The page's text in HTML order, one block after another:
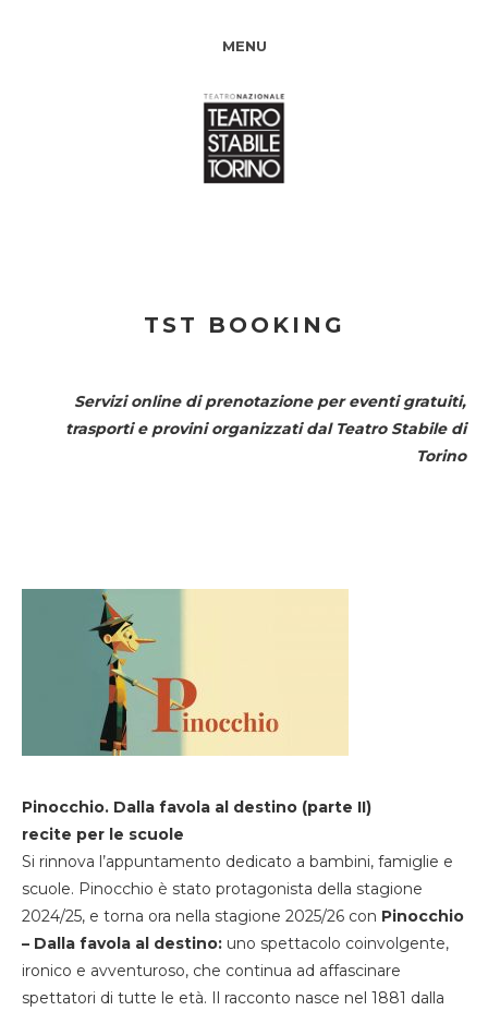
MENU
TST BOOKING
Servizi online di prenotazione per eventi gratuiti,
trasporti e provini organizzati dal Teatro Stabile di
Torino
Pinocchio. Dalla favola al destino (parte II)
recite per le scuole
Si rinnova l’appuntamento dedicato a bambini, famiglie e
scuole. Pinocchio è stato protagonista della stagione
2024/25, e torna ora nella stagione 2025/26 con Pinocchio
– Dalla favola al destino: uno spettacolo coinvolgente,
ironico e avventuroso, che continua ad affascinare
spettatori di tutte le età. Il racconto nasce nel 1881 dalla